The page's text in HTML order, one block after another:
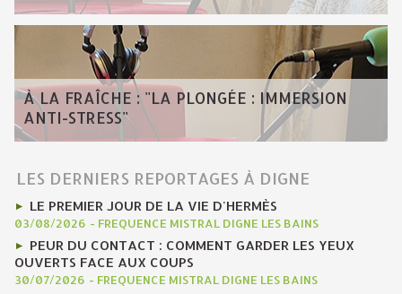
À LA FRAÎCHE : "LA PLONGÉE : IMMERSION
ANTI-STRESS"
LES DERNIERS REPORTAGES À DIGNE
LE PREMIER JOUR DE LA VIE D'HERMÈS
03/08/2026 - FREQUENCE MISTRAL DIGNE LES BAINS
PEUR DU CONTACT : COMMENT GARDER LES YEUX
OUVERTS FACE AUX COUPS
30/07/2026 - FREQUENCE MISTRAL DIGNE LES BAINS